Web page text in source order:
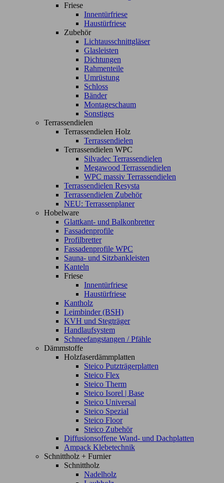
Friese
Innentürfriese
Haustürfriese
Zubehör
Lichtausschnittgläser
Glasleisten
Dichtungen
Rahmenteile
Umrüstung
Schloss
Bänder
Montageschaum
Sonstiges
Terrassendielen
Terrassendielen Holz
Terrassendielen
Terrassendielen WPC
Silvadec Terrassendielen
Megawood Terrassendielen
WPC massiv Terrassendielen
Terrassendielen Resysta
Terrassendielen Zubehör
NEU: Terrassenplaner
Hobelware
Glattkant- und Balkonbretter
Fassadenprofile
Profilbretter
Fassadenprofile WPC
Sauna- und Sitzbankleisten
Kanteln
Friese
Innentürfriese
Haustürfriese
Kantholz
Leimbinder (BSH)
KVH und Stegträger
Handlaufsystem
Schneefangstangen / Pfähle
Dämmstoffe
Holzfaserdämmplatten
Steico Putzträgerplatten
Steico Flex
Steico Therm
Steico Isorel | Base
Steico Universal
Steico Spezial
Steico Floor
Steico Zubehör
Diffusionsoffene Wand- und Dachplatten
Ampack Klebetechnik
Schnittholz + Furnier
Schnittholz
Nadelholz